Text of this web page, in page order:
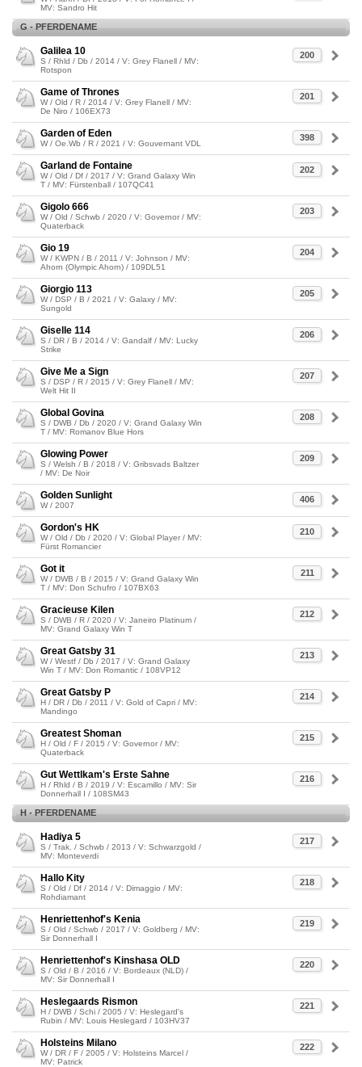
MV: Sandro Hit
G - PFERDENAME
200
Galilea 10
S / Rhld / Db / 2014 / V: Grey Flanell / MV:
Rotspon
201
Game of Thrones
W / Old / R / 2014 / V: Grey Flanell / MV:
De Niro / 106EX73
398
Garden of Eden
W / Oe.Wb / R / 2021 / V: Gouvernant VDL
202
Garland de Fontaine
W / Old / Df / 2017 / V: Grand Galaxy Win
T / MV: Fürstenball / 107QC41
203
Gigolo 666
W / Old / Schwb / 2020 / V: Governor / MV:
Quaterback
204
Gio 19
W / KWPN / B / 2011 / V: Johnson / MV:
Ahorn (Olympic Ahorn) / 109DL51
205
Giorgio 113
W / DSP / B / 2021 / V: Galaxy / MV:
Sungold
206
Giselle 114
S / DR / B / 2014 / V: Gandalf / MV: Lucky
Strike
207
Give Me a Sign
S / DSP / R / 2015 / V: Grey Flanell / MV:
Welt Hit II
208
Global Govina
S / DWB / Db / 2020 / V: Grand Galaxy Win
T / MV: Romanov Blue Hors
209
Glowing Power
S / Welsh / B / 2018 / V: Gribsvads Baltzer
/ MV: De Noir
406
Golden Sunlight
W / 2007
210
Gordon's HK
W / Old / Db / 2020 / V: Global Player / MV:
Fürst Romancier
211
Got it
W / DWB / B / 2015 / V: Grand Galaxy Win
T / MV: Don Schufro / 107BX63
212
Gracieuse Kilen
S / DWB / R / 2020 / V: Janeiro Platinum /
MV: Grand Galaxy Win T
213
Great Gatsby 31
W / Westf / Db / 2017 / V: Grand Galaxy
Win T / MV: Don Romantic / 108VP12
214
Great Gatsby P
H / DR / Db / 2011 / V: Gold of Capri / MV:
Mandingo
215
Greatest Shoman
H / Old / F / 2015 / V: Governor / MV:
Quaterback
216
Gut Wettlkam's Erste Sahne
H / Rhld / B / 2019 / V: Escamillo / MV: Sir
Donnerhall I / 108SM43
H - PFERDENAME
217
Hadiya 5
S / Trak. / Schwb / 2013 / V: Schwarzgold /
MV: Monteverdi
218
Hallo Kity
S / Old / Df / 2014 / V: Dimaggio / MV:
Rohdiamant
219
Henriettenhof's Kenia
S / Old / Schwb / 2017 / V: Goldberg / MV:
Sir Donnerhall I
220
Henriettenhof's Kinshasa OLD
S / Old / B / 2016 / V: Bordeaux (NLD) /
MV: Sir Donnerhall I
221
Heslegaards Rismon
H / DWB / Schi / 2005 / V: Heslegard's
Rubin / MV: Louis Heslegard / 103HV37
222
Holsteins Milano
W / DR / F / 2005 / V: Holsteins Marcel /
MV: Patrick